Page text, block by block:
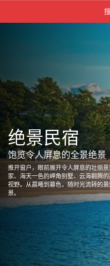
绝景民宿
饱览令人屏息的全景绝景
推开窗户，眼前展开令人屏息的壮丽
家、海天一色的岬角别墅、云海翻腾
视野。从晨曦到暮色，随时光流转的
景。